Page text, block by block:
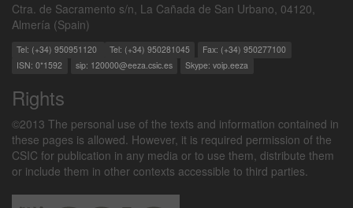
Ctra. de Sacramento s/n, La Cañada de San Urbano, 04120,
Almería (Spain)
Tel: (+34) 950951120 Tel: (+34) 950281045
Fax: (+34) 950277100
ISN: 0*1592
sip: 120000@eeza.csic.es Skype: voip.eeza
Rights
©2013 The personal use of the texts and information contained in
these pages is allowed. However, it is required permission of the
CSIC for publication in any media or to use them, distribute them
or include them in other contexts accessible to third parties.